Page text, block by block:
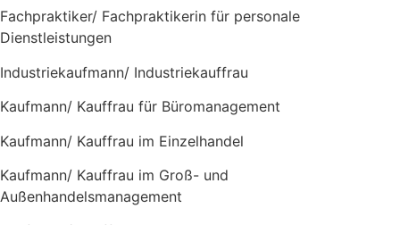
Fachpraktiker/ Fachpraktikerin für personale
Dienstleistungen
Industriekaufmann/ Industriekauffrau
Kaufmann/ Kauffrau für Büromanagement
Kaufmann/ Kauffrau im Einzelhandel
Kaufmann/ Kauffrau im Groß- und
Außenhandelsmanagement